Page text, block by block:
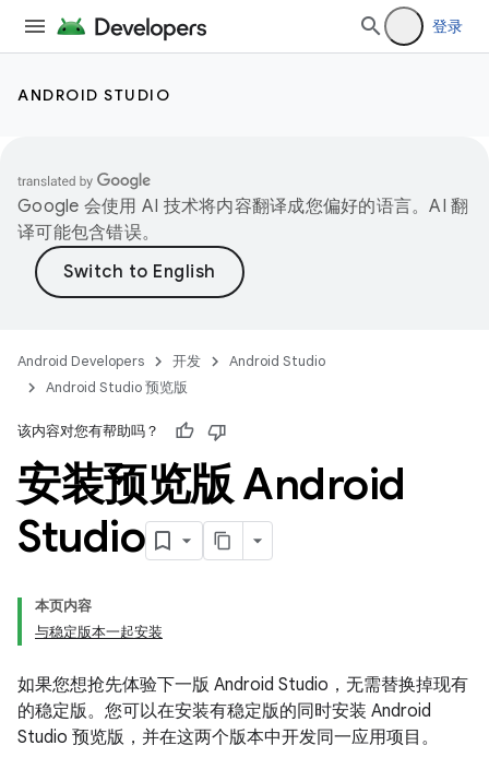
登录
ANDROID STUDIO
Google 会使用 AI 技术将内容翻译成您偏好的语言。AI 翻
译可能包含错误。
Android Developers 开发
Android Studio
Android Studio 预览版
该内容对您有帮助吗？
安装预览版 Android
Studio
本页内容
与稳定版本一起安装
如果您想抢先体验下一版 Android Studio，无需替换掉现有
的稳定版。您可以在安装有稳定版的同时安装 Android
Studio 预览版，并在这两个版本中开发同一应用项目。